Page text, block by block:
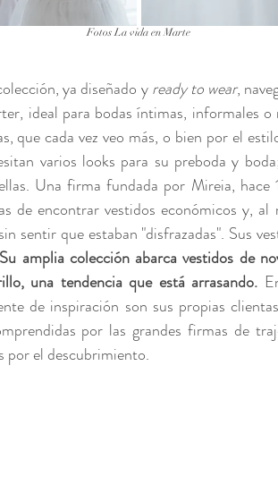
Fotos La vida en Marte
ya diseñado y ready to wear,
ideal para bodas íntimas, informales o
que cada vez veo más, o bien por el
varios looks para su preboda y
Una firma fundada por Mireia, hace
de encontrar vestidos económicos y,
sentir que estaban "disfrazadas". Sus
Su amplia colección abarca vestidos de
una tendencia que está arrasando.
de inspiración son sus propias
por las grandes firmas de
por el descubrimiento.